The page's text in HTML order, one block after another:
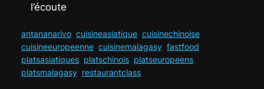
l’écoute
antananarivo cuisineasiatique cuisinechinoise
cuisineeuropeenne cuisinemalagasy fastfood
platsasiatiques platschinois platseuropeens
platsmalagasy restaurantclass